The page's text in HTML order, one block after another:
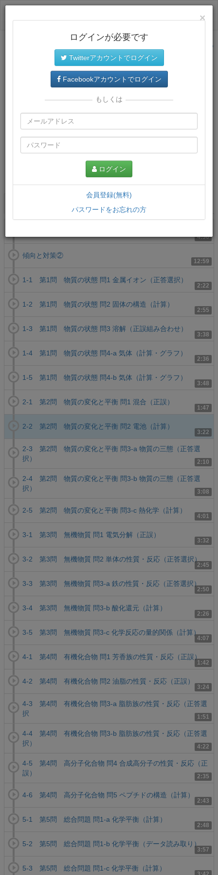
サイトトップに戻る
4:36
12:59
傾向と対策②
2:22
1-1 第1問 物質の状態 問1 金属イオン（正答選択）
2:55
1-2 第1問 物質の状態 問2 固体の構造（計算）
3:38
1-3 第1問 物質の状態 問3 溶解（正誤組み合わせ）
2:36
1-4 第1問 物質の状態 問4-a 気体（計算・グラフ）
3:48
1-5 第1問 物質の状態 問4-b 気体（計算・グラフ）
1:47
2-1 第2問 物質の変化と平衡 問1 混合（正誤）
3:22
2-2 第2問 物質の変化と平衡 問2 電池（計算）
2:10
2-3 第2問 物質の変化と平衡 問3-a 物質の三態（正答選
択）
3:08
2-4 第2問 物質の変化と平衡 問3-b 物質の三態（正答選
択）
4:01
2-5 第2問 物質の変化と平衡 問3-c 熱化学（計算）
3:32
3-1 第3問 無機物質 問1 電気分解（正誤）
2:45
3-2 第3問 無機物質 問2 単体の性質・反応（正答選択）
2:50
3-3 第3問 無機物質 問3-a 鉄の性質・反応（正答選択）
2:26
3-4 第3問 無機物質 問3-b 酸化還元（計算）
4:07
3-5 第3問 無機物質 問3-c 化学反応の量的関係（計算）
1:42
4-1 第4問 有機化合物 問1 芳香族の性質・反応（正誤）
3:24
4-2 第4問 有機化合物 問2 油脂の性質・反応（正誤）
1:51
4-3 第4問 有機化合物 問3-a 脂肪族の性質・反応（正答選
択
4:22
4-4 第4問 有機化合物 問3-b 脂肪族の性質・反応（正答選
択）
2:35
4-5 第4問 高分子化合物 問4 合成高分子の性質・反応（正
誤）
2:43
4-6 第4問 高分子化合物 問5 ペプチドの構造（計算）
2:48
5-1 第5問 総合問題 問1-a 化学平衡（計算）
3:57
5-2 第5問 総合問題 問1-b 化学平衡（データ読み取り）
5-3 第5問 総合問題 問1-c 化学平衡（計算）
×
ログインが必要です
Twitterアカウントでログイン
Facebookアカウントでログイン
もしくは
ログイン
会員登録(無料)
パスワードをお忘れの方